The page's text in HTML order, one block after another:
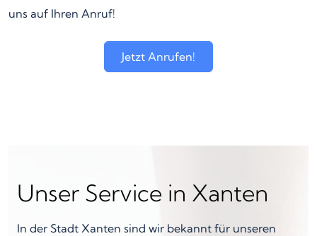
uns auf Ihren Anruf!
Jetzt Anrufen!
Unser Service in Xanten
In der Stadt Xanten sind wir bekannt für unseren